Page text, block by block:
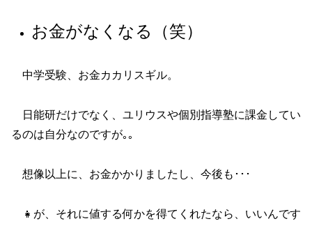
お金がなくなる（笑）
中学受験、お金カカリスギル。
日能研だけでなく、ユリウスや個別指導塾に課金してい
るのは自分なのですが｡｡
想像以上に、お金かかりましたし、今後も･･･
👧が、それに値する何かを得てくれたなら、いいんです